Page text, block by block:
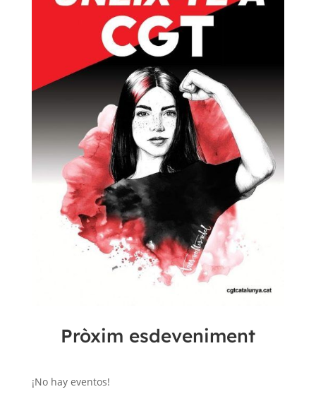
Pròxim esdeveniment
¡No hay eventos!